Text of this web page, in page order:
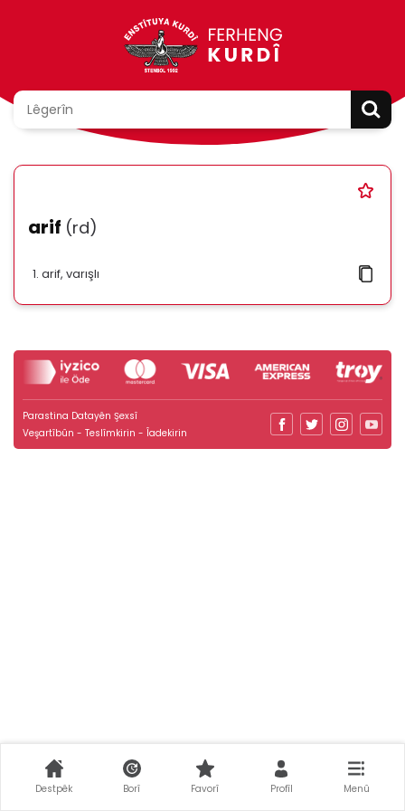
arif (rd)
arif, varışlı
Parastina Datayên Şexsî
Veşartîbûn - Teslîmkirin - Îadekirin
Destpêk Borî Favorî Profîl Menû